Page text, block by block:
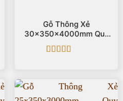
Gỗ Thông Xẻ
30x350x4000mm Quy
Cách